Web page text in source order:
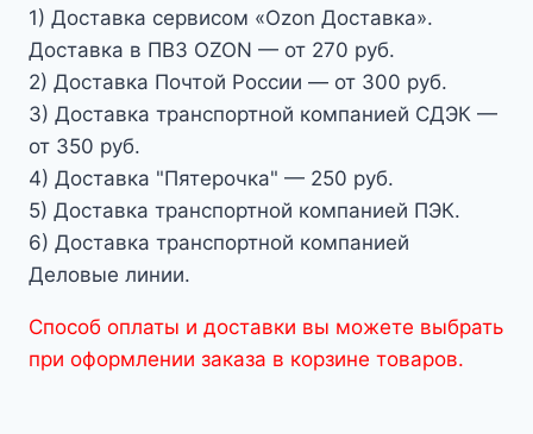
1) Доставка сервисом «Ozon Доставка».
Доставка в ПВЗ OZON — от 270 руб.
2) Доставка Почтой России — от 300 руб.
3) Доставка транспортной компанией СДЭК —
от 350 руб.
4) Доставка "Пятерочка" — 250 руб.
5) Доставка транспортной компанией ПЭК.
6) Доставка транспортной компанией
Деловые линии.
Способ оплаты и доставки вы можете выбрать
при оформлении заказа в корзине товаров.